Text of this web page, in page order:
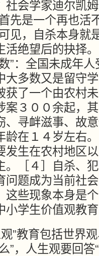
社会学家迪尔凯
先是一个再也活
见，自杀本身就
活绝望后的抉择
”：全国未成年
大多数又是留守
获了一个由农村
案３００余起，
、寻衅滋事、故
龄在１４岁左右
发生在农村地区
。［４］自杀、
问题成为当前社
这些现象本身是
小学生价值观教
”教育包括世界
”，人生观要回答